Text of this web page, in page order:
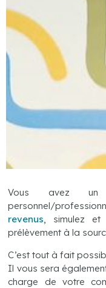
Vous avez
personnel/
revenus, simulez et
prélèvement à la
C’est tout à fait
Il vous sera
charge de votre